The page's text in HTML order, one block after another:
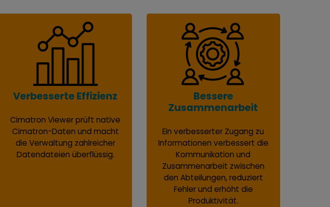
Verbesserte Effizienz
Cimatron Viewer prüft native
Cimatron-Daten und macht
die Verwaltung zahlreicher
Datendateien überflüssig.
Bessere
Zusammenarbeit
Ein verbesserter Zugang zu
Informationen verbessert die
Kommunikation und
Zusammenarbeit zwischen
den Abteilungen, reduziert
Fehler und erhöht die
Produktivität.